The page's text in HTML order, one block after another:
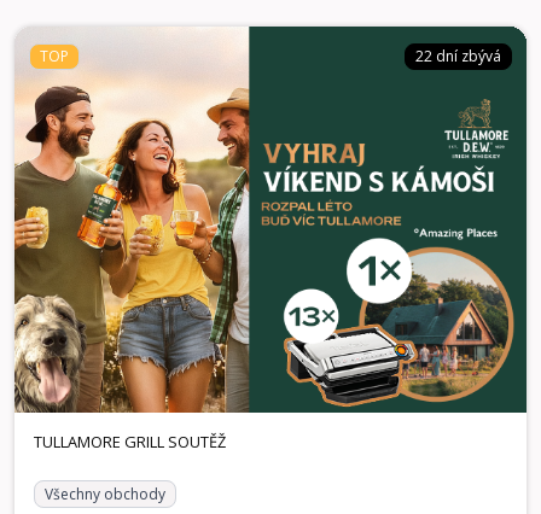
TOP 22 dní zbývá
TULLAMORE GRILL SOUTĚŽ
Všechny obchody
TOP
Všechny obchody
TULLAMORE GRILL SOUTĚŽ
Spojte se s přáteli, otevřete láhev legendární irské whiskey
a hrajte o ceny, které dají vašim společným momentům ten
správný přípitek stačí jednoduše zaregistrovat účtenku!
Vyhrát můžete hlavní cenu v podobě exkluzivního pobytu s
Amazing Places v hodnotě 25 000 Kč na výjimečném místě,
stylové chatě nebo designovém hotelu. Ve hře je také 13
kontaktních grilů Tefal pro rychlou a snadnou přípravu
skvělého jídla, se kterými perfektně rozpálíte každé
zahradní setkání nebo pohodový večer doma, protože ty
nejlepší momenty vznikají, když jste spolu u dobrého jídla a
sklenky Tullamore.
Výhry:
1× Voucher Amazing Places v hodnotě 25.000 KČ, 13×